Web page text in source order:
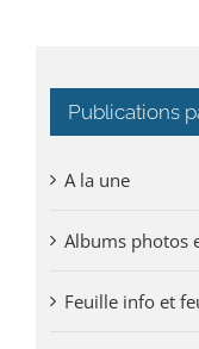
Publications
A la une
Albums photos
Feuille info et